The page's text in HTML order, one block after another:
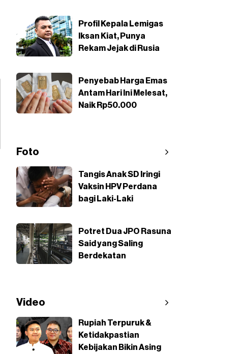
Profil Kepala Lemigas
Iksan Kiat, Punya
Rekam Jejak di Rusia
Penyebab Harga Emas
Antam Hari Ini Melesat,
Naik Rp50.000
Foto
Tangis Anak SD Iringi
Vaksin HPV Perdana
bagi Laki-Laki
Potret Dua JPO Rasuna
Said yang Saling
Berdekatan
Video
Rupiah Terpuruk &
Ketidakpastian
Kebijakan Bikin Asing